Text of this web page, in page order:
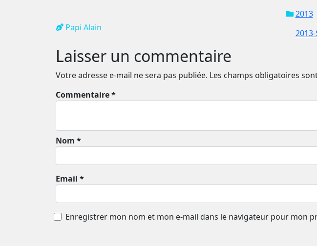
Papi Alain
2013
Laisser un commentaire
Votre adresse e-mail ne sera pas publiée. Les champs obligatoires
Commentaire *
Nom *
Email *
Enregistrer mon nom et mon e-mail dans le navigateur pour mon